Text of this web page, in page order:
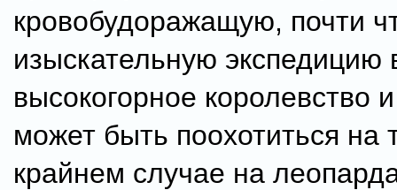
кровобудоражащую, почти
изыскательную экспедицию
высокогорное королевство
может быть поохотиться на
крайнем случае на